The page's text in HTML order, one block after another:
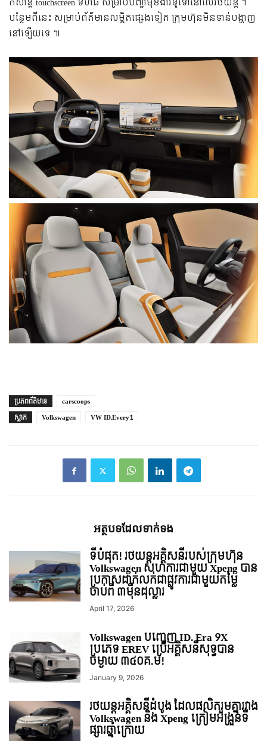
បន្ថែមពីនេះ សម្រាប់ព័ត៌មានលម្អិតផេ្សងទៀត ក្រុមហ៊ុនមិនទាន់បង្ហាញ
នៅឡើយទេ ៕
ប្រភព​ព័ត៌មាន
carscoops
ស្លាក
Volkswagen VW ID.Every1
អត្ថបទ​ដែល​ទាក់ទង
ទីបំផុត! រថយន្ដអគ្គិសនីរបស់ក្រុមហ៊ុន
Volkswagen សហការជាមួយ Xpeng បាន
ប្រកាសដាក់លក់ជាផ្លូវការជាមួយតម្លៃ
ចាប់ពី ៣មុឺនដុល្លារ
April 17, 2026
Volkswagen បញ្ចេញ ID. Era 9X
ប្រភេទ EREV ប្រើអគ្គិសនីសុទ្ធបាន
ចម្ងាយ ៣៤០គ.ម!
January 9, 2026
រថយន្តអគ្គិសនីដំបូង ដែលផលិតរួមគ្នារវាង
Volkswagen និង Xpeng ត្រៀមអង្រួនទី
ផ្សារឆ្នាំក្រោយ